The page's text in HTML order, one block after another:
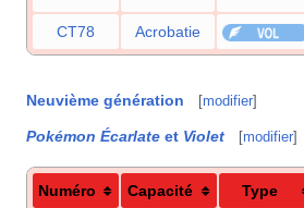
CT78 Acrobatie
Neuvième génération [modifier]
Pokémon Écarlate et Violet [modifier]
Numéro Capacité Type